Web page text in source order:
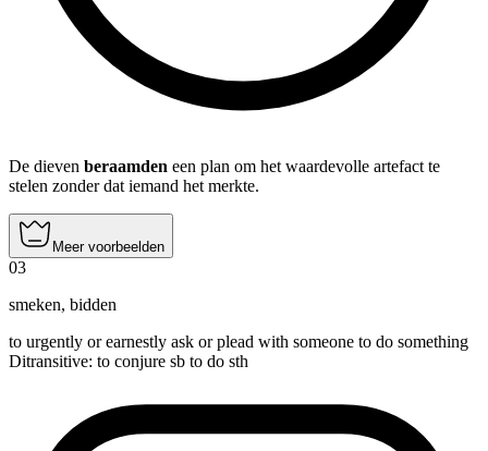
De dieven beraamden een plan om het waardevolle artefact te
stelen zonder dat iemand het merkte.
Meer voorbeelden
03
smeken, bidden
to urgently or earnestly ask or plead with someone to do something
Ditransitive: to conjure sb to do sth